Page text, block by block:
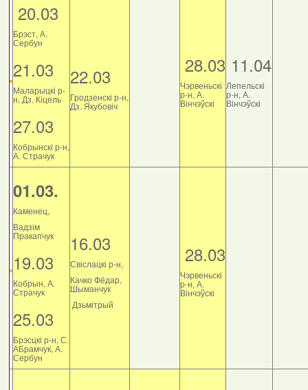
20.03
Брэст, А.
Сербун
21.03
Маларыцкі р-
н, Дз. Кіцель
27.03
Кобрынскі р-н,
А. Страчук
22.03
Гродзенскі р-н,
Дз. Якубовіч
28.03
Чэрвеньскі
р-н, А.
Вінчэўскі
11.04
Лепельскі
р-н, А.
Вінчэўскі
01.03.
Каменец,
Вадзім
Пракапчук
19.03
Кобрын, А.
Страчук
25.03
Брэсцкі р-н, С.
АБрамчук, А.
Сербун
16.03
Свіслацкі р-н,
Качко Фёдар,
Шыманчук
Дзьмітрый
28.03
Чэрвеньскі
р-н, А.
Вінчэўскі